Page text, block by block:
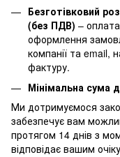
Безготівковий
(без ПДВ) –
оформлення
компанії та email,
фактуру.
Мінімальна сума
Ми дотримуємося
забезпечує вам
протягом 14 днів з
відповідає вашим